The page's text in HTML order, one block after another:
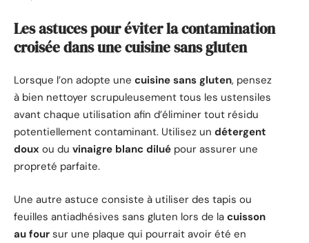
Les astuces pour éviter la contamination
croisée dans une cuisine sans gluten
Lorsque l’on adopte une cuisine sans gluten, pensez
à bien nettoyer scrupuleusement tous les ustensiles
avant chaque utilisation afin d’éliminer tout résidu
potentiellement contaminant. Utilisez un détergent
doux ou du vinaigre blanc dilué pour assurer une
propreté parfaite.
Une autre astuce consiste à utiliser des tapis ou
feuilles antiadhésives sans gluten lors de la cuisson
au four sur une plaque qui pourrait avoir été en